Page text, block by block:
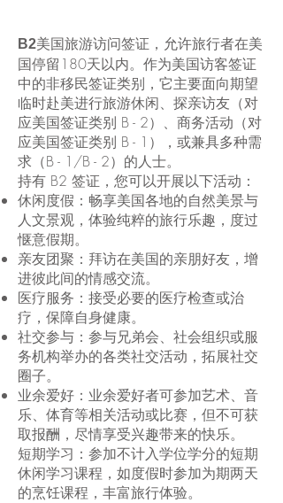
B2美国旅游访问签证，允许旅行者在美
国停留180天以内。作为美国访客签证
中的非移民签证类别，它主要面向期望
临时赴美进行旅游休闲、探亲访友（对
应美国签证类别 B - 2）、商务活动（对
应美国签证类别 B - 1），或兼具多种需
求（B - 1/B - 2）的人士。
持有 B2 签证，您可以开展以下活动：
休闲度假：畅享美国各地的自然美景与
人文景观，体验纯粹的旅行乐趣，度过
惬意假期。
亲友团聚：拜访在美国的亲朋好友，增
进彼此间的情感交流。
医疗服务：接受必要的医疗检查或治
疗，保障自身健康。
社交参与：参与兄弟会、社会组织或服
务机构举办的各类社交活动，拓展社交
圈子。
业余爱好：业余爱好者可参加艺术、音
乐、体育等相关活动或比赛，但不可获
取报酬，尽情享受兴趣带来的快乐。
短期学习：参加不计入学位学分的短期
休闲学习课程，如度假时参加为期两天
的烹饪课程，丰富旅行体验。